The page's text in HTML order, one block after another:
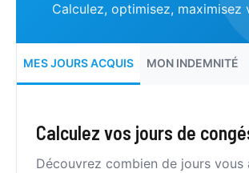
Calculez, optimisez, maximisez
MES JOURS ACQUIS MON INDEMNITÉ
Calculez vos jours de
Découvrez combien de jours vous